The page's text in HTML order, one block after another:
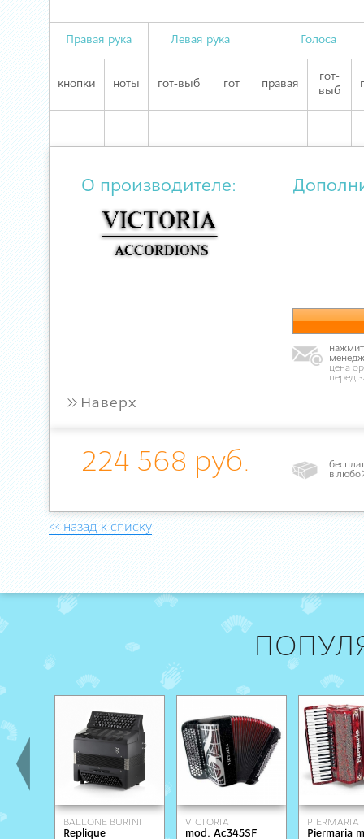
Правая рука Левая рука Голоса
кнопки ноты гот-выб гот правая
гот-
выб
О производителе:
цена
перед
» Наверх
224 568 руб.
в
<< назад к списку
BALLONE BURINI
Replique
VICTORIA
mod. Ac345SF
PIERMARIA
Piermaria